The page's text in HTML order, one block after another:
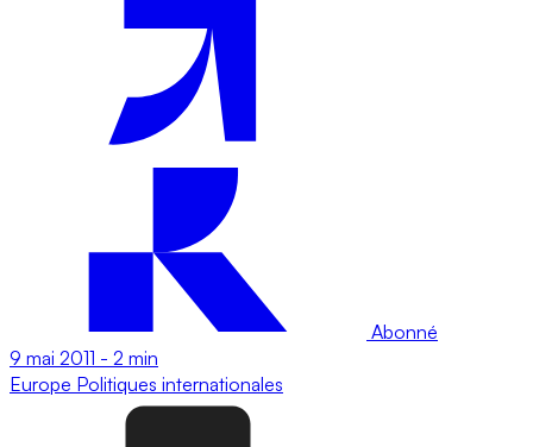
Abonné
9 mai 2011 - 2 min
Europe Politiques internationales